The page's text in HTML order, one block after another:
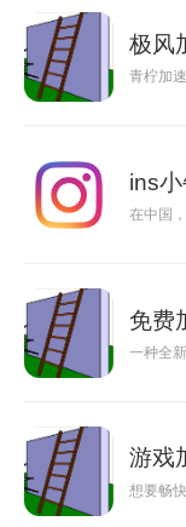
极风
青柠加
ins
在中国
免费
一种全
游戏
想要畅